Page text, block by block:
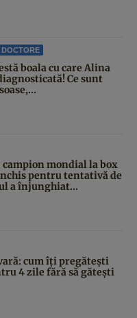
boala cu care Alina
Ce sunt
mondial la box
pentru tentativă de
a înjunghiat...
cum îți pregătești
4 zile fără să gătești